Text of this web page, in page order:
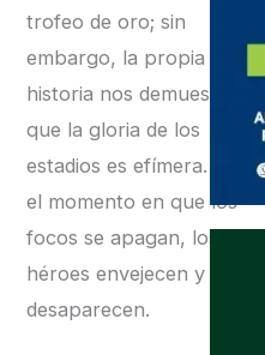
trofeo de oro; sin
embargo, la propia
historia nos demuestra
que la gloria de los
estadios es efímera. Llega
el momento en que los
focos se apagan, los
héroes envejecen y
desaparecen.